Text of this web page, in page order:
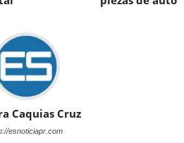
Caquias Cruz
esnoticiapr.com